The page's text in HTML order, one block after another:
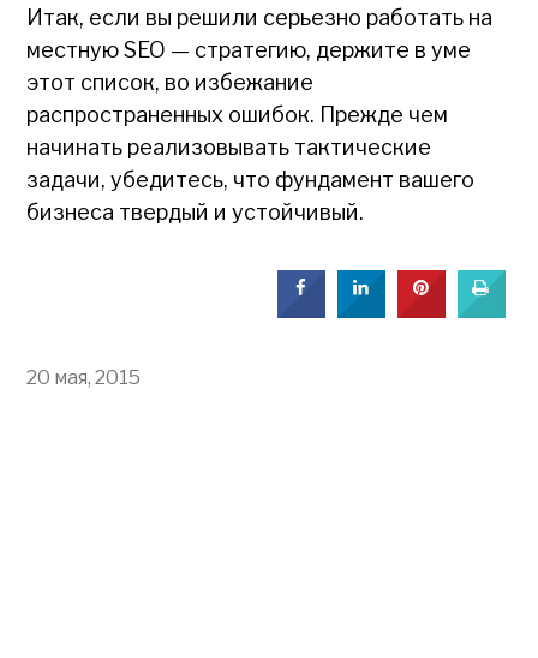
Итак, если вы решили серьезно работать на
местную SEO — стратегию, держите в уме
этот список, во избежание
распространенных ошибок. Прежде чем
начинать реализовывать тактические
задачи, убедитесь, что фундамент вашего
бизнеса твердый и устойчивый.
20 мая, 2015